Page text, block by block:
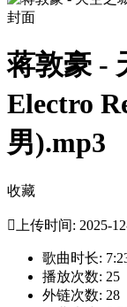
蒋敦豪 -
Electro
男).mp3
收藏
 上传时间: 2025-
歌曲时长:
播放次数: 25
外链次数: 28